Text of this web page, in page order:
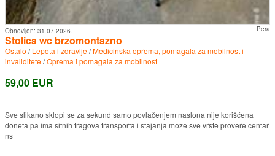
Pera
Obnovljen: 31.07.2026.
Stolica wc brzomontazno
Ostalo /Lepota i zdravlje/Medicinska oprema, pomagala za mobilnost i
invaliditete/Oprema i pomagala za mobilnost
59,00 EUR
Sve slikano sklopi se za sekund samo povlačenjem naslona nije korišćena
doneta pa ima sitnih tragova transporta i stajanja može sve vrste provere centar
ns